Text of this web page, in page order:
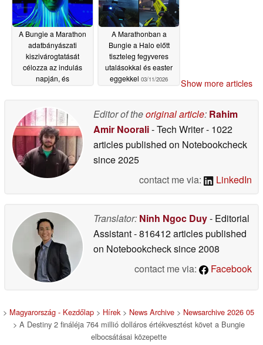
A Bungie a Marathon
adatbányászati
kiszivárogtatását
célozza az indulás
napján, és
tartalmakért03/11/2026
A Marathonban a
Bungie a Halo előtt
tiszteleg fegyveres
utalásokkal és easter
eggekkel 03/11/2026 Show more articles
Editor of theoriginal article: Rahim
Amir Noorali- Tech Writer- 1022
articles published on Notebookcheck
since 2025
contact me via:
LinkedIn
Translator: Ninh Ngoc Duy- Editorial
Assistant- 816412 articles published
on Notebookchecksince 2008
contact me via:
Facebook
> Magyarország - Kezdőlap > Hírek> News Archive > Newsarchive 2026 05
> A Destiny 2 fináléja 764 millió dolláros értékvesztést követ a Bungie
elbocsátásai közepette